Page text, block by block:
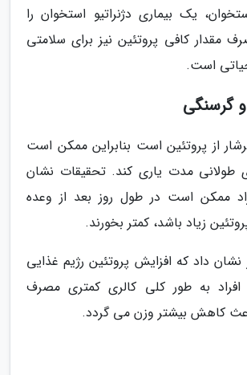
یک بیماری دژنراتیو استخوان را
کافی پروتئین نیز برای سلامتی
است.
گرسنگی
از پروتئین است بنابراین ممکن است
طولانی مدت یاری کند. تحقیقات نشان
ممکن است در طول روز بعد از وعده
زیاد باشد، کمتر بخورند.
داد که افزایش پروتئین رژیم غذایی
به طور کلی کالری کمتری مصرف
کاهش بیشتر وزن می گردد.